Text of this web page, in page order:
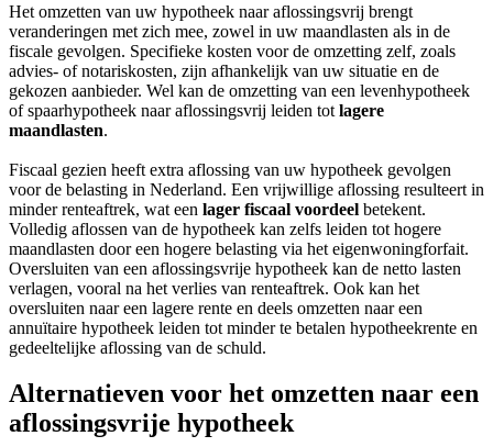
Het omzetten van uw hypotheek naar aflossingsvrij brengt
veranderingen met zich mee, zowel in uw maandlasten als in de
fiscale gevolgen. Specifieke kosten voor de omzetting zelf, zoals
advies- of notariskosten, zijn afhankelijk van uw situatie en de
gekozen aanbieder. Wel kan de omzetting van een levenhypotheek
of spaarhypotheek naar aflossingsvrij leiden tot lagere
maandlasten.
Fiscaal gezien heeft extra aflossing van uw hypotheek gevolgen
voor de belasting in Nederland. Een vrijwillige aflossing resulteert in
minder renteaftrek, wat een lager fiscaal voordeel betekent.
Volledig aflossen van de hypotheek kan zelfs leiden tot hogere
maandlasten door een hogere belasting via het eigenwoningforfait.
Oversluiten van een aflossingsvrije hypotheek kan de netto lasten
verlagen, vooral na het verlies van renteaftrek. Ook kan het
oversluiten naar een lagere rente en deels omzetten naar een
annuïtaire hypotheek leiden tot minder te betalen hypotheekrente en
gedeeltelijke aflossing van de schuld.
Alternatieven voor het omzetten naar een
aflossingsvrije hypotheek